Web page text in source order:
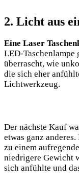
2. Licht aus
Eine Laser
LED-Taschenlampe
überrascht,⁣ wie
die sich eher
Lichtwerkzeug.
Der nächste Kauf
etwas ganz
zu einem
niedrigere Gewicht
sich⁢ anfühlte und